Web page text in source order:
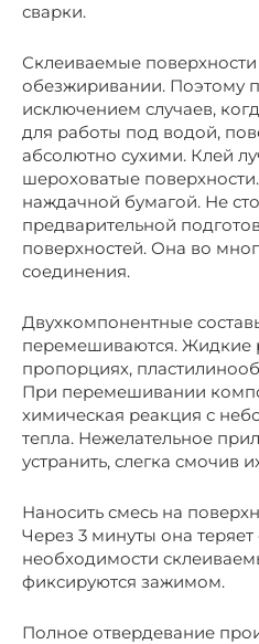
сварки.
Склеиваемые
обезжиривании. Поэтому
исключением случаев,
для работы под водой,
абсолютно сухими. Клей
шероховатые
наждачной бумагой. Не
предварительной
поверхностей. Она во
соединения.
Двухкомпонентные
перемешиваются. Жидкие
пропорциях,
При перемешивании
химическая реакция с
тепла. Нежелательное
устранить, слегка смочив
Наносить смесь на
Через 3 минуты она теряет
необходимости
фиксируются зажимом.
Полное отвердевание